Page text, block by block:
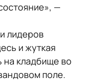
—
лидеров
и жуткая
на кладбище во
поле.